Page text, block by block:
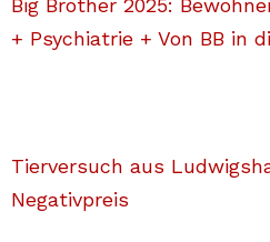
Big Brother 2025:
+ Psychiatrie + Von BB in
Tierversuch aus
Negativpreis